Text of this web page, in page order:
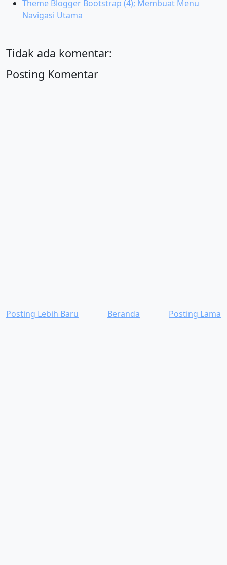
Theme Blogger Bootstrap (4); Membuat Menu
Navigasi Utama
Tidak ada komentar:
Posting Komentar
Posting Lebih Baru Posting Lama
Beranda